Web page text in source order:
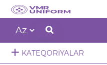
KATEQORIYALAR